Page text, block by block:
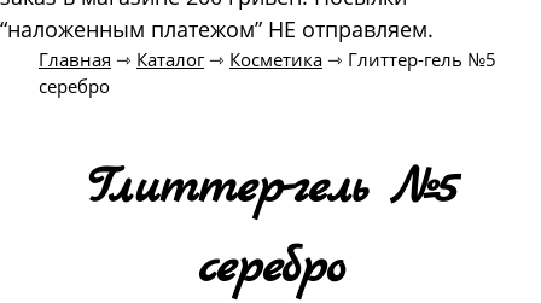
“наложенным платежом” НЕ отправляем.
Главная ⇾ Каталог⇾ Косметика ⇾ Глиттер-гель №5
серебро
Глиттер-гель №5
серебро